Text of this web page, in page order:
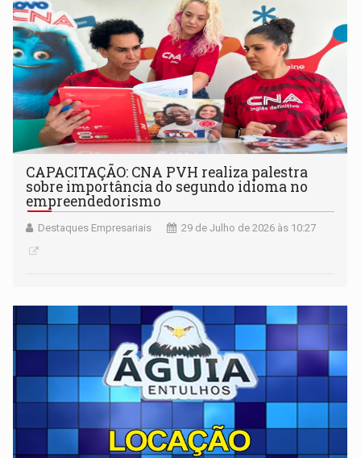
CAPACITAÇÃO: CNA PVH realiza palestra
sobre importância do segundo idioma no
empreendedorismo
Destaques Empresariais 29 de Julho de 2026 às 10:27